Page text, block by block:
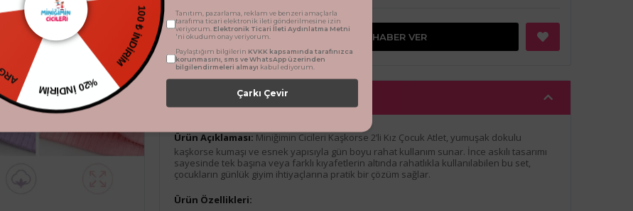
GELINCE HABER VER
Ürün Açıklaması
Ürün Açıklaması: Miniğimin Cicileri Kaşkorse 2’li Kız Çocuk Atlet, yumuşak dokulu
kaşkorse kumaşı ve esnek yapısıyla gün boyu rahat kullanım sunar. İnce askılı tasarımı
sayesinde tek başına veya farklı kıyafetlerin altında rahatlıkla kullanılabilen bu set,
çocukların günlük giyim ihtiyaçlarına pratik bir çözüm sağlar.
Ürün Özellikleri:
100 ₺ İNDİRİM
%20 İNDİRİM
Tanıtım, pazarlama, reklam ve benzeri amaçlarla
tarafıma ticari elektronik ileti gönderilmesine izin
veriyorum. Elektronik Ticari İleti Aydınlatma Metni
'ni okudum onay veriyorum.
Paylaştığım bilgilerin KVKK kapsamında tarafınızca
korunmasını, sms ve WhatsApp üzerinden
bilgilendirmeleri almayı kabul ediyorum.
Çarkı Çevir